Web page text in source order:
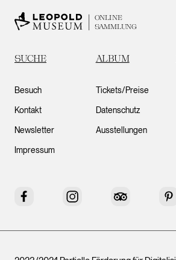
ONLINE
SAMMLUNG
SUCHE ALBUM
Besuch
Kontakt
Newsletter
Impressum
Tickets/Preise
Datenschutz
Ausstellungen
Facebook Instagram Tripadvisor